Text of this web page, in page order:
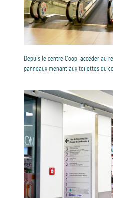
Depuis le centre Coop, accéder au
panneaux menant aux toilettes du